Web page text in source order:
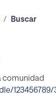
Buscar
comunidad
123456789/